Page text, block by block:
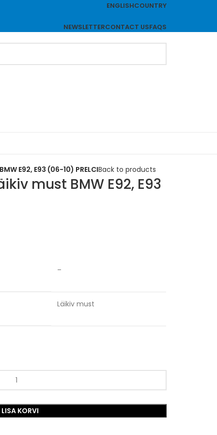
ENGLISHCOUNTRY
NEWSLETTERCONTACT USFAQS
E92, E93 (06-10) PRELCIBack to products
must BMW E92, E93
–
Läikiv must
LISA KORVI